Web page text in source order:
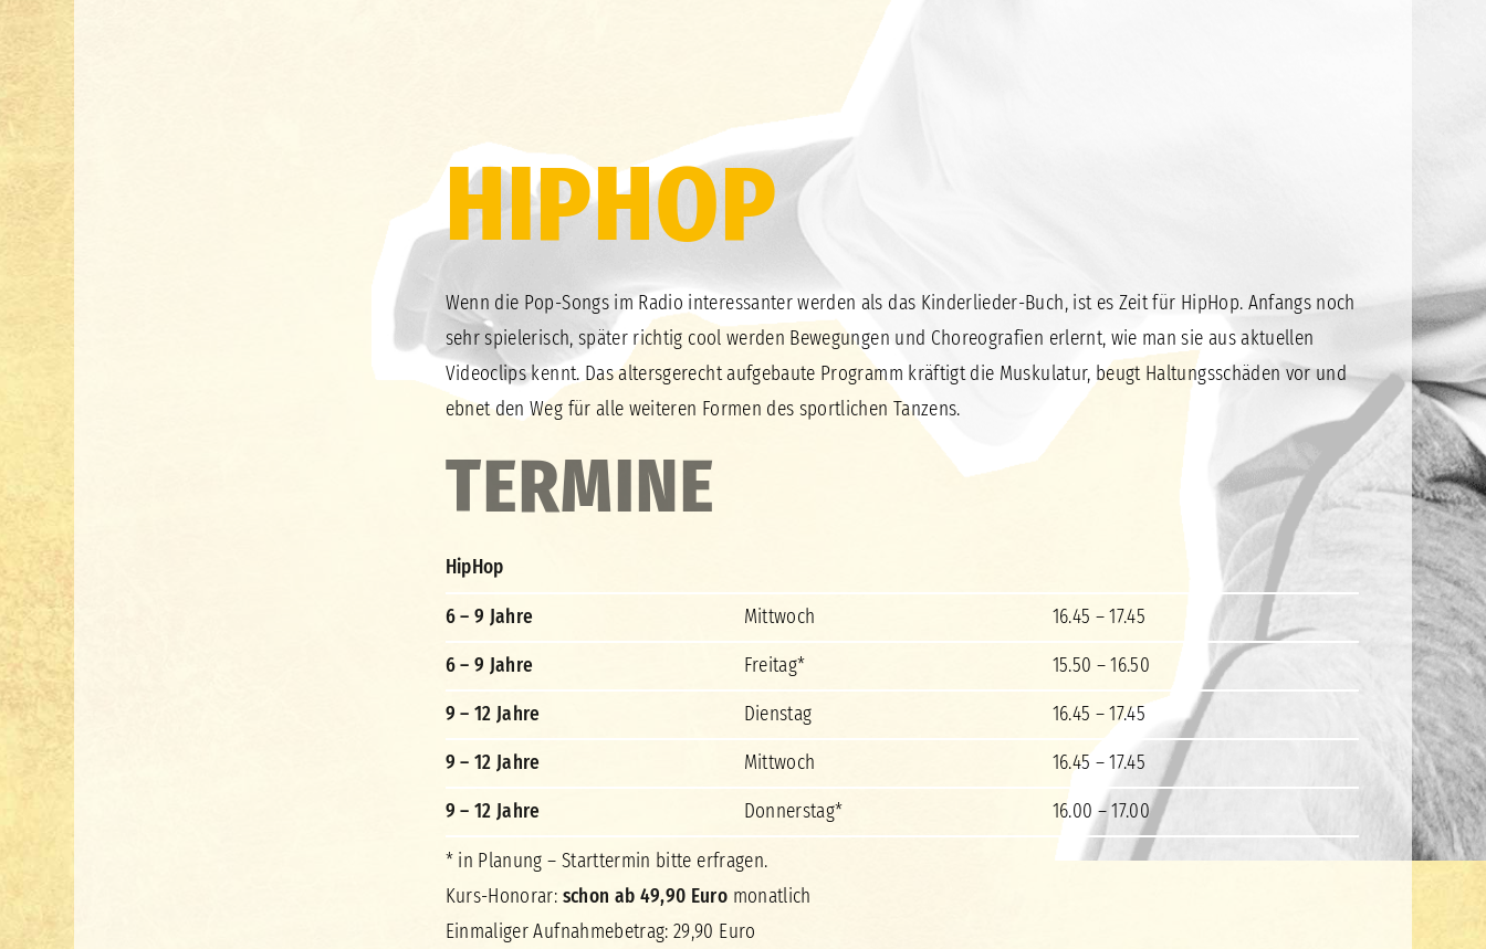
HIPHOP
Wenn die Pop-Songs im Radio interessanter werden als das Kinderlieder-Buch, ist es Zeit für HipHop. Anfangs noch
sehr spielerisch, später richtig cool werden Bewegungen und Choreografien erlernt, wie man sie aus aktuellen
Videoclips kennt. Das altersgerecht aufgebaute Programm kräftigt die Muskulatur, beugt Haltungsschäden vor und
ebnet den Weg für alle weiteren Formen des sportlichen Tanzens.
TERMINE
HipHop
6 – 9 Jahre Mittwoch 16.45 – 17.45
6 – 9 Jahre Freitag* 15.50 – 16.50
9 – 12 Jahre Dienstag 16.45 – 17.45
9 – 12 Jahre Mittwoch 16.45 – 17.45
9 – 12 Jahre Donnerstag* 16.00 – 17.00
* in Planung – Starttermin bitte erfragen.
Kurs-Honorar: schon ab 49,90 Euro monatlich
Einmaliger Aufnahmebetrag: 29,90 Euro